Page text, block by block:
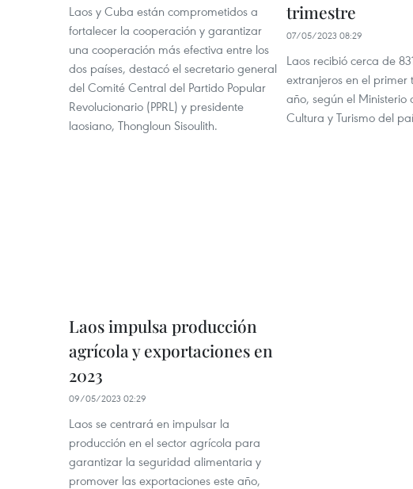
Laos y Cuba están comprometidos a
fortalecer la cooperación y garantizar
una cooperación más efectiva entre los
dos países, destacó el secretario general
del Comité Central del Partido Popular
Revolucionario (PPRL) y presidente
laosiano, Thongloun Sisoulith.
trimestre
07/05/2023 08:29
Laos recibió cerca de
extranjeros en el primer
año, según el Ministerio
Cultura y Turismo del
Laos impulsa producción
agrícola y exportaciones en
2023
09/05/2023 02:29
Laos se centrará en impulsar la
producción en el sector agrícola para
garantizar la seguridad alimentaria y
promover las exportaciones este año,